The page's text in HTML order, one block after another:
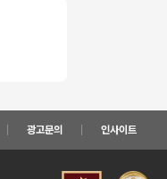
광고문의 인사이트